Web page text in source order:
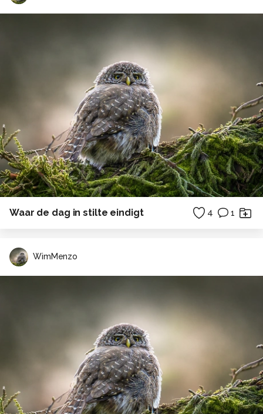
Waar de dag in stilte eindigt 4 1
WimMenzo